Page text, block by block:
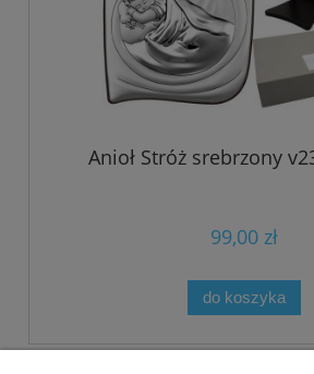
Anioł Stróż srebrzony
99,00 zł
do koszyka